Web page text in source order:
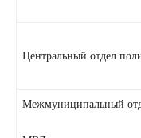
Центральный отдел
Межмуниципальный